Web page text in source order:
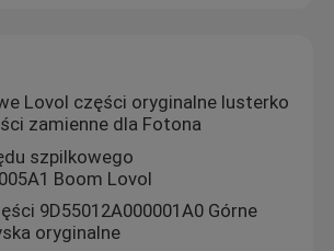
Lovol części oryginalne lusterko
zamienne dla Fotona
szpilkowego
Boom Lovol
9D55012A000001A0 Górne
oryginalne